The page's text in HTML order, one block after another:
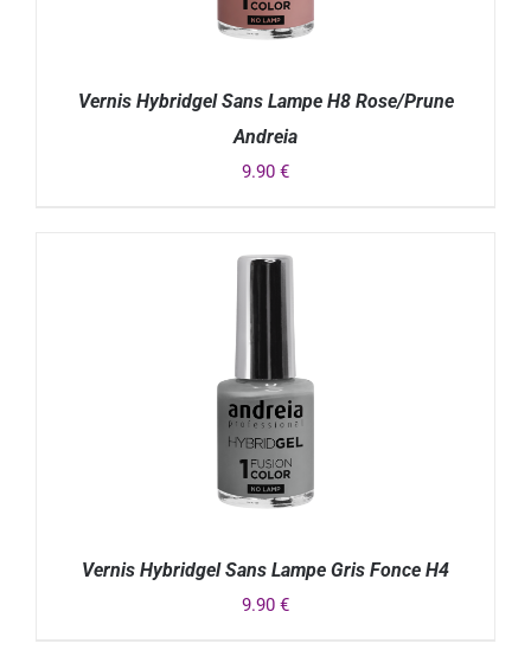
Vernis Hybridgel Sans Lampe H8 Rose/Prune
Andreia
9.90 €
Vernis Hybridgel Sans Lampe Gris Fonce H4
9.90 €